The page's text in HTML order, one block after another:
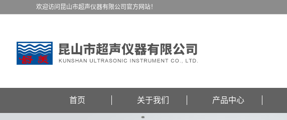
欢迎访问昆山市超声仪器有限公司官方网站！
首页 关于我们 产品中心